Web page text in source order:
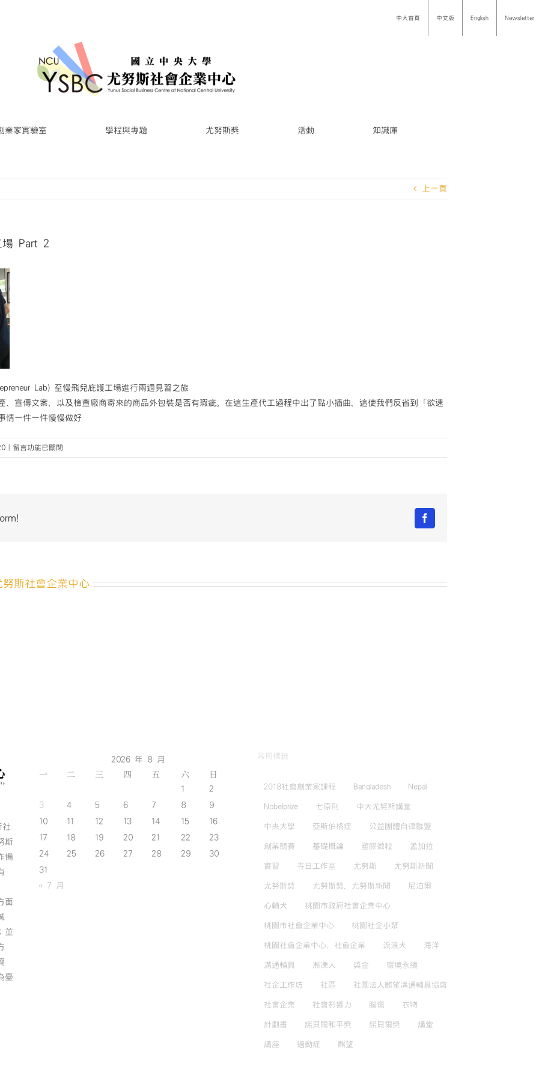
中大首頁 中文版 English Newsletter
業家實驗室 學程與專題 尤努斯獎 活動 知識庫
上一頁
場 Part 2
Lab) 至慢飛兒庇護工場進行兩週見習之旅
、宣傳文案，以及檢查廠商寄來的商品外包裝是否有瑕疵。在這生產代工過程中出了點小插曲，這使我們反省到「欲速
情一件一件慢慢做好
在
〈【暑
習
兒
留言功能已關閉
Facebook
努斯社會企業中心
社
斯
備
面
並
臺
2026 年 8 月
一 二 三 四 五 六 日
1
2
3
4 5 6 7 8
9
10
11 12 13 14 15
16
17
18 19 20 21 22
23
24
25 26 27 28 29
30
31
« 7 月
常用標籤
2018社會創業家課程 Bangladesh Nepal
Nobelprize 七原則 中大尤努斯講堂
中央大學 亞斯伯格症 公益團體自律聯盟
創業競賽 基礎概論 塑膠微粒 孟加拉
實習 寺日工作室 尤努斯 尤努斯新聞
尤努斯獎 尤努斯獎，尤努斯新聞 尼泊爾
心輔犬 桃園市政府社會企業中心
桃園市社會企業中心 桃園社企小聚
桃園社會企業中心，社會企業 流浪犬 海洋
溝通輔具 漸凍人 獎金 環境永續
社企工作坊 社區 社團法人麒望溝通輔具協會
社會企業 社會影響力 腦傷 衣物
計劃書 諾貝爾和平獎 諾貝爾獎 講堂
講座 過動症 麒望